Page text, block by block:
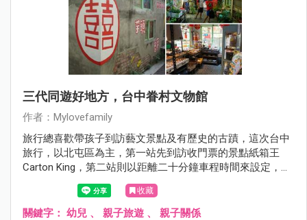
三代同遊好地方，台中眷村文物館
作者：Mylovefamily
旅行總喜歡帶孩子到訪藝文景點及有歷史的古蹟，這次台中
旅行，以北屯區為主，第一站先到訪收門票的景點紙箱王
Carton King，第二站則以距離二十分鐘車程時間來設定，而
找到了免門票的親子景點臺中市眷村文物館，建於民國49
年，原為「北屯新村」的臺中市眷村文物館，居住校級以上
之飛行員及航空技術局與研究院之技術員，目前保存四棟具
收藏
關鍵字： 幼兒 、 親子旅遊 、 親子關係